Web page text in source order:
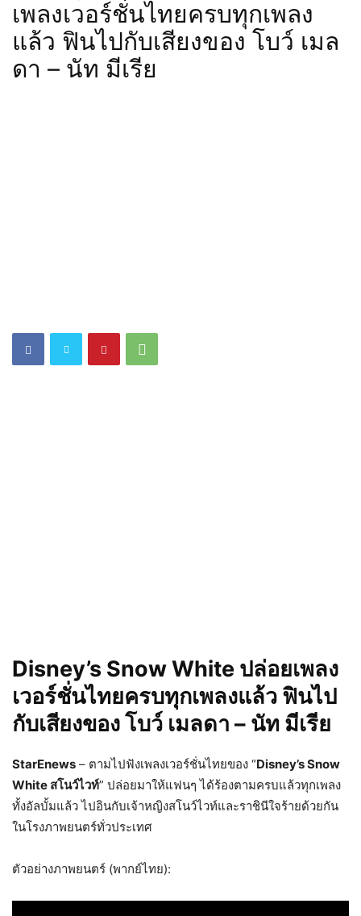
เพลงเวอร์ชั่นไทยครบทุกเพลง
แล้ว ฟินไปกับเสียงของ โบว์ เมล
ดา – นัท มีเรีย
Disney’s Snow White ปล่อยเพลง
เวอร์ชั่นไทยครบทุกเพลงแล้ว ฟินไป
กับเสียงของ โบว์ เมลดา – นัท มีเรีย
StarEnews – ตามไปฟังเพลงเวอร์ชั่นไทยของ “Disney’s Snow
White สโนว์ไวท์” ปล่อยมาให้แฟนๆ ได้ร้องตามครบแล้วทุกเพลง
ทั้งอัลบั้มแล้ว ไปอินกับเจ้าหญิงสโนว์ไวท์และราชินีใจร้ายด้วยกัน
ในโรงภาพยนตร์ทั่วประเทศ
ตัวอย่างภาพยนตร์ (พากย์ไทย):